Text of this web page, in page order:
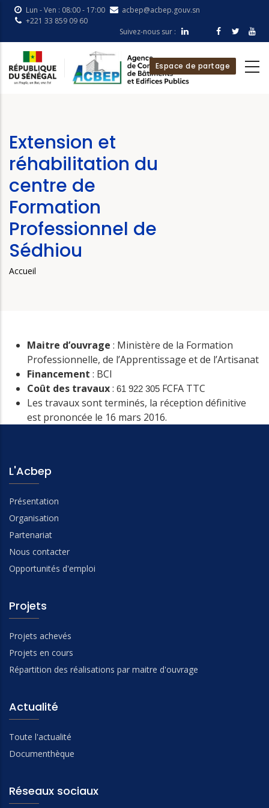
Aller
principal
Lun - Ven : 08:00 - 17:00
acbep@acbep.gouv.sn
+221 33 859 09 60
Suivez-nous sur :
Espace de partage
Extension et
réhabilitation du
centre de
Formation
Professionnel de
Sédhiou
Fil
Accueil
Maitre d’ouvrage : Ministère de la Formation
Professionnelle, de l’Apprentissage et de l’Artisanat
Financement : BCI
Coût des travaux: 61 922 305 FCFA TTC
Les travaux sont terminés, la réception définitive
est prononcée le 16 mars 2016.
L'Acbep
Présentation
Organisation
Partenariat
Nous contacter
Opportunités d'emploi
Projets
Projets achevés
Projets en cours
Répartition des réalisations par maitre d'ouvrage
Actualité
Toute l'actualité
Documenthèque
Réseaux sociaux